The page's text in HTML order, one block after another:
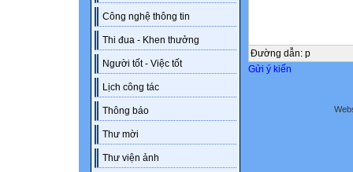
Công nghệ thông tin
Thi đua - Khen thưởng
Người tốt - Việc tốt
Lịch công tác
Thông báo
Thư mời
Thư viện ảnh
Đường dẫn: p
Gửi ý kiến